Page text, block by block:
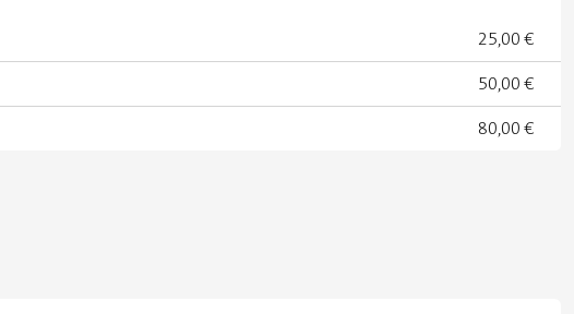
25,00 €
50,00 €
80,00 €